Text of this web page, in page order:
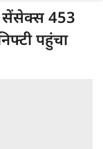
453
पहुंचा